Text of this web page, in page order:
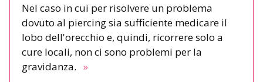
Nel caso in cui per risolvere un problema
dovuto al piercing sia sufficiente medicare il
lobo dell'orecchio e, quindi, ricorrere solo a
cure locali, non ci sono problemi per la
gravidanza. »